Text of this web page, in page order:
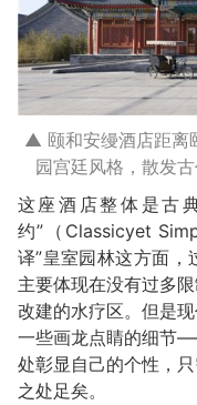
▲ 颐和安缦酒店距离
园宫廷风格，散发
这座酒店整体是古
约”（Classicyet
译”皇室园林这方面
主要体现在没有过多
改建的水疗区。但是
一些画龙点睛的细节
处彰显自己的个性，
之处足矣。